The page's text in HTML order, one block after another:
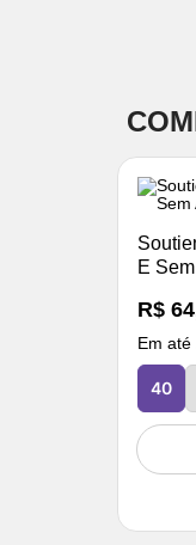
E
R$
Em até
40